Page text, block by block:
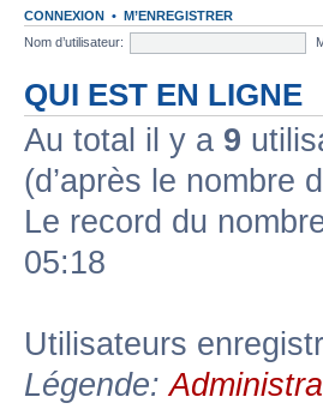
CONNEXION • M’ENREGISTRER
Nom d’utilisateur:
QUI EST EN LIGNE
Au total il y a 9
(d’après le nombre
Le record du
05:18
Utilisateurs
Légende: